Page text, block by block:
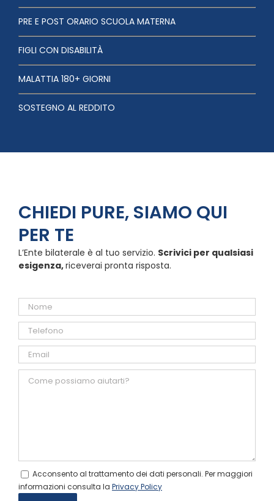
PRE E POST ORARIO SCUOLA MATERNA
FIGLI CON DISABILITÀ
MALATTIA 180+ GIORNI
SOSTEGNO AL REDDITO
CHIEDI PURE, SIAMO QUI
PER TE
L’Ente bilaterale è al tuo servizio. Scrivici per qualsiasi
esigenza,riceverai pronta risposta.
Acconsento al trattamento dei dati personali. Per maggiori
informazioni consulta la Privacy Policy